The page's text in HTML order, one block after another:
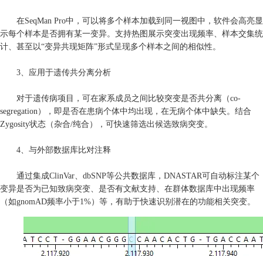
在SeqMan Pro中，可以将多个样本加载到同一视图中，软件会高亮显
示每个样本是否拥有某一变异。支持热图展示突变出现频率、样本交集统
计、甚至以“变异共现矩阵”形式呈现多个样本之间的相似性。
3、应用于遗传共分离分析
对于遗传病项目，可在家系成员之间比较突变是否共分离（co-
segregation），即是否在患病个体中均出现，在无病个体中缺失。结合
Zygosity状态（杂合/纯合），可快速筛选出候选致病突变。
4、与外部数据库比对注释
通过集成ClinVar、dbSNP等公共数据库，DNASTAR可自动标注某个
变异是否为已知致病突变、是否有文献支持、在群体数据库中出现频率
（如gnomAD频率小于1%）等，有助于快速识别潜在的功能相关突变。